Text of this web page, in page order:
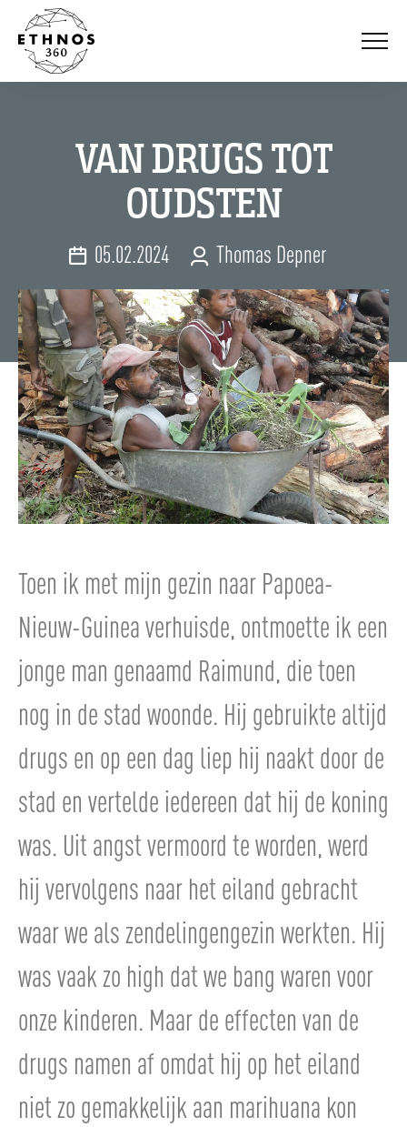
Ga naar navigatie
Ga naar inhoud
Ga naar voettekst
VAN DRUGS TOT
OUDSTEN
Date:
05.02.2024 Author:
Thomas Depner
Toen ik met mijn gezin naar Papoea-
Nieuw-Guinea verhuisde, ontmoette ik een
jonge man genaamd Raimund, die toen
nog in de stad woonde. Hij gebruikte altijd
drugs en op een dag liep hij naakt door de
stad en vertelde iedereen dat hij de koning
was. Uit angst vermoord te worden, werd
hij vervolgens naar het eiland gebracht
waar we als zendelingengezin werkten. Hij
was vaak zo high dat we bang waren voor
onze kinderen. Maar de effecten van de
drugs namen af ​​omdat hij op het eiland
niet zo gemakkelijk aan marihuana kon